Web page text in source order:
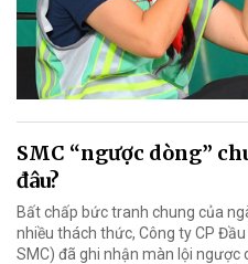
SMC “ngược dòng”
đâu?
Bất chấp bức tranh chung của
nhiều thách thức, Công ty CP
SMC) đã ghi nhận màn lội ngược